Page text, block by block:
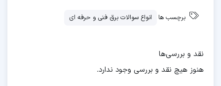
برچسب ها انواع سوالات برق فنی و حرفه ای
نقد و بررسی‌ها
هنوز هیچ نقد و بررسی وجود ندارد.